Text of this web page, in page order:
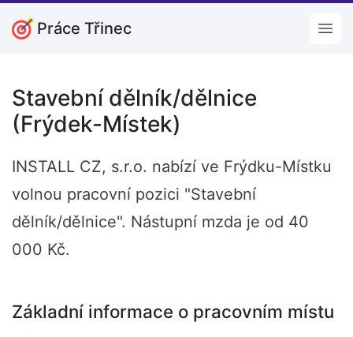
Práce Třinec
Stavební dělník/dělnice
(Frýdek-Místek)
INSTALL CZ, s.r.o. nabízí ve Frýdku-Místku
volnou pracovní pozici "Stavební
dělník/dělnice". Nástupní mzda je od 40
000 Kč.
Základní informace o pracovním místu